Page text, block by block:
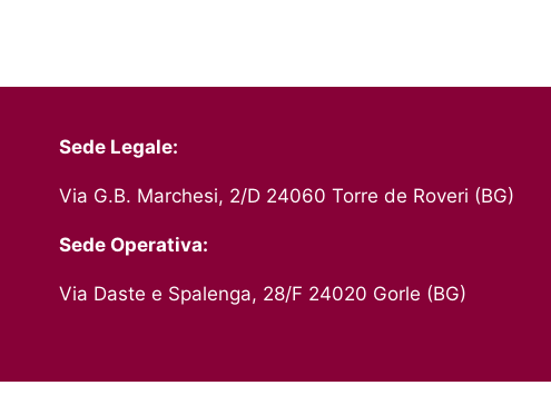
Sede Legale:
Via G.B. Marchesi, 2/D 24060 Torre de Roveri (BG)
Sede Operativa:
Via Daste e Spalenga, 28/F 24020 Gorle (BG)